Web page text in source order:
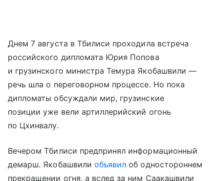
Днем 7 августа в Тбилиси проходила встреча
российского дипломата Юрия Попова
и грузинского министра Темура Якобашвили —
речь шла о переговорном процессе. Но пока
дипломаты обсуждали мир, грузинские
позиции уже вели артиллерийский огонь
по Цхинвалу.
Вечером Тбилиси предпринял информационный
демарш. Якобашвили объявил об одностороннем
прекращении огня, а вслед за ним Саакашвили